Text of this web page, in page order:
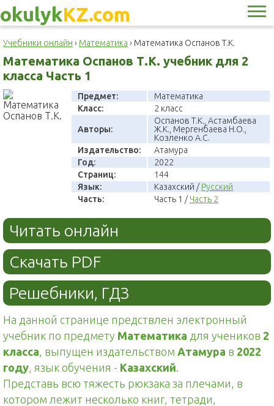
okulykKZ.com
Учебники онлайн › Математика › Математика Оспанов Т.К.
Математика Оспанов Т.К. учебник для 2
класса Часть 1
Предмет:
Математика
Класс:
2 класс
Авторы:
Оспанов Т.К., Астамбаева
Ж.К., Мергенбаева Н.О.,
Козленко А.С.
Издательство:
Атамура
Год:
2022
Страниц:
144
Язык:
Казахский / Русский
Часть:
Часть 1 / Часть 2
Читать онлайн
Скачать PDF
Решебники, ГДЗ
На данной странице предствлен электронный
учебник по предмету Математика для учеников 2
класса, выпущен издательством Атамура в 2022
году, язык обучения - Казахский.
Представь всю тяжесть рюкзака за плечами, в
котором лежит несколько книг, тетради,